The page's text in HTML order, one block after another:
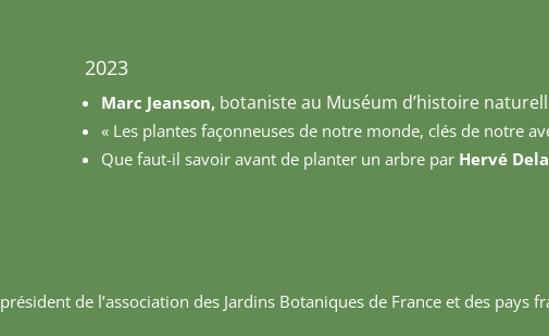
2023
Marc Jeanson, botaniste au Muséum d’histoire
« Les plantes façonneuses de notre monde, clés de notre
Que faut-il savoir avant de planter un arbre par Hervé
président de l’association des Jardins Botaniques de France et des pays